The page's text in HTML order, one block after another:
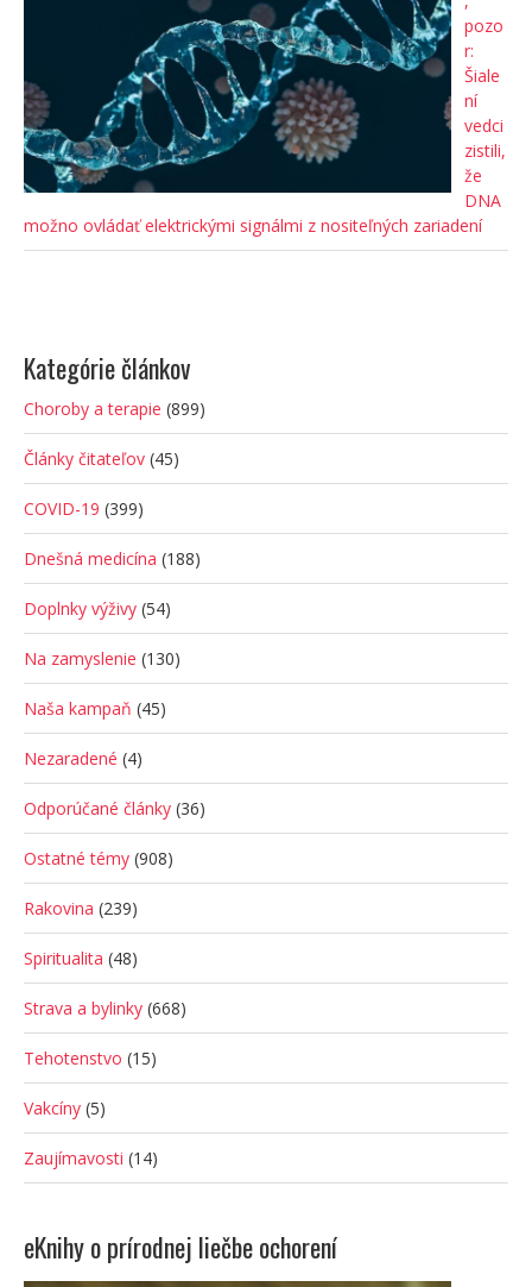
pozo
r:
Šiale
ní
vedci
zistili,
že
DNA
možno ovládať elektrickými signálmi z nositeľných zariadení
Kategórie článkov
Choroby a terapie (899)
Články čitateľov (45)
COVID-19 (399)
Dnešná medicína (188)
Doplnky výživy (54)
Na zamyslenie (130)
Naša kampaň (45)
Nezaradené (4)
Odporúčané články (36)
Ostatné témy (908)
Rakovina (239)
Spiritualita (48)
Strava a bylinky (668)
Tehotenstvo (15)
Vakcíny (5)
Zaujímavosti (14)
eKnihy o prírodnej liečbe ochorení